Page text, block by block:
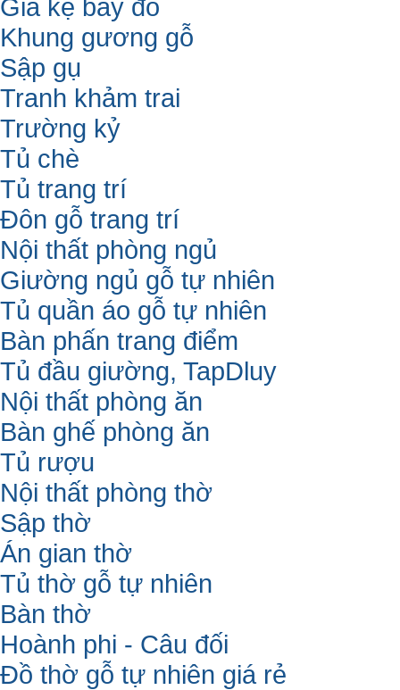
Giá kệ bày đồ
Khung gương gỗ
Sập gụ
Tranh khảm trai
Trường kỷ
Tủ chè
Tủ trang trí
Đôn gỗ trang trí
Nội thất phòng ngủ
Giường ngủ gỗ tự nhiên
Tủ quần áo gỗ tự nhiên
Bàn phấn trang điểm
Tủ đầu giường, TapDluy
Nội thất phòng ăn
Bàn ghế phòng ăn
Tủ rượu
Nội thất phòng thờ
Sập thờ
Án gian thờ
Tủ thờ gỗ tự nhiên
Bàn thờ
Hoành phi - Câu đối
Đồ thờ gỗ tự nhiên giá rẻ